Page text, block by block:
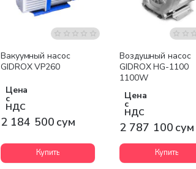
Бесплатная доставка
Вакуумный насос
GIDROX VP260
Цена
с
НДС
2 184 500 сум
Купить
Бесплатная доставка
Воздушный насос
GIDROX HG-1100
1100W
Цена
с
НДС
2 787 100 сум
Купить